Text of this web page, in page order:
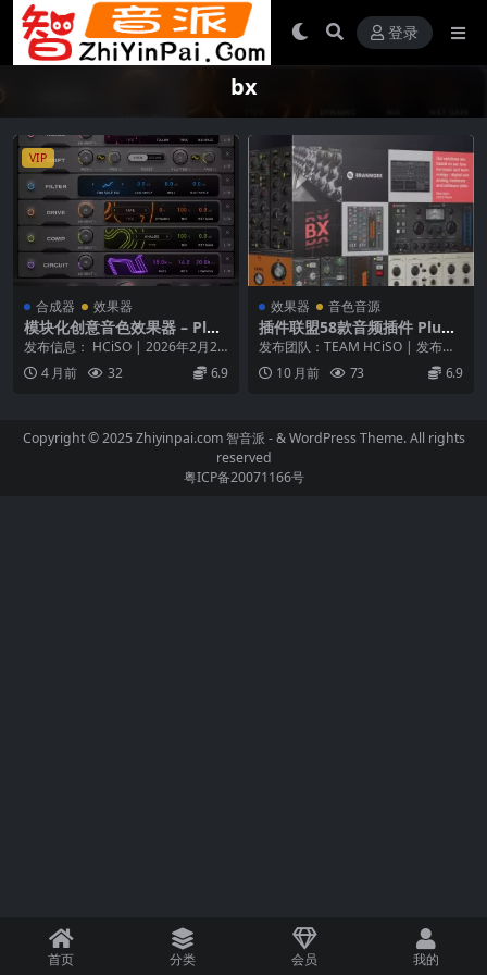
登录
bx
VIP
合成器 效果器
模块化创意音色效果器 – Plug
in Alliance Brainworx bx_to
nebox v1.0.0 macOS [HCiS
O]
发布信息： HCiSO | 2026年2月22
日 平台： macOS (支持 m...
4 月前 32 6.9
效果器 音色音源
插件联盟58款音频插件 Plugi
n Alliance Brainworx bx_Bu
ndle 2025.06.16 macOS [HC
iSO]
发布团队：TEAM HCiSO | 发布时
间：2025年7月21日 | 文件大小...
10 月前 73 6.9
Copyright © 2025 Zhiyinpai.com智音派 - & WordPress Theme. All rights
reserved
粤ICP备20071166号
首页 分类 会员 我的